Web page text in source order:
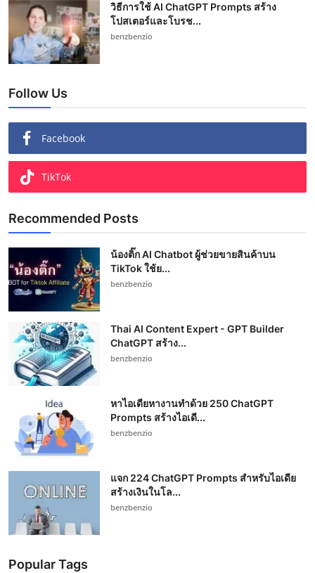
วิธีการใช้ AI ChatGPT Prompts สร้าง
โปสเตอร์และโบรช...
benzbenzio
Follow Us
Facebook
TikTok
Recommended Posts
น้องติ๊ก AI Chatbot ผู้ช่วยขายสินค้าบน
TikTok ใช้ย...
benzbenzio
Thai AI Content Expert - GPT Builder
ChatGPT สร้าง...
benzbenzio
หาไอเดียหางานทำด้วย 250 ChatGPT
Prompts สร้างไอเดี...
benzbenzio
แจก 224 ChatGPT Prompts สำหรับไอเดีย
สร้างเงินในโล...
benzbenzio
Popular Tags